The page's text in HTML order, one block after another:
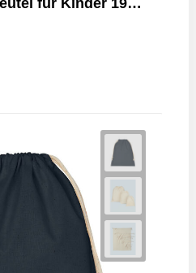
SHOOP KIDS - Beutel für Kinder 190T RPET